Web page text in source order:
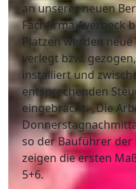
an unserer neuen
Fachfirma Averbeck
Plätzen werden
verlegt bzw.
installiert und
entsprechenden
eingebracht. „Die
so der Bauführer der
zeigen die ersten
5+6.